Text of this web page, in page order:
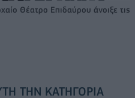
Θέατρο Επιδαύρου άνοιξε τις
ΤΗΝ ΚΑΤΗΓΟΡΊΑ